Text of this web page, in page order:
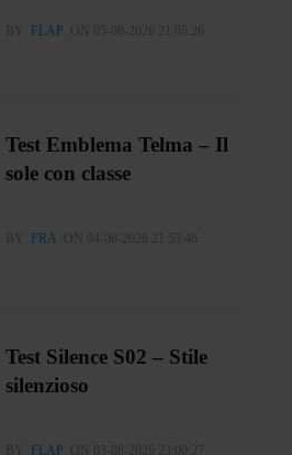
BY FLAP ON 05-08-2026 21:05:26
Test Emblema Telma – Il
sole con classe
BY FRA ON 04-08-2026 21:53:46
Test Silence S02 – Stile
silenzioso
BY FLAP ON 03-08-2026 23:00:27